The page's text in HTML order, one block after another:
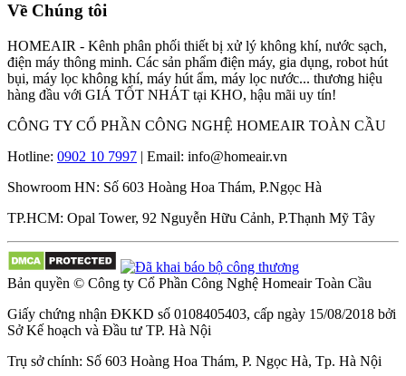
Về Chúng tôi
HOMEAIR - Kênh phân phối thiết bị xử lý không khí, nước sạch,
điện máy thông minh. Các sản phẩm điện máy, gia dụng, robot hút
bụi, máy lọc không khí, máy hút ẩm, máy lọc nước... thương hiệu
hàng đầu với GIÁ TỐT NHÁT tại KHO, hậu mãi uy tín!
CÔNG TY CỔ PHẦN CÔNG NGHỆ HOMEAIR TOÀN CẦU
Hotline: 0902 10 7997 | Email: info@homeair.vn
Showroom HN: Số 603 Hoàng Hoa Thám, P.Ngọc Hà
TP.HCM: Opal Tower, 92 Nguyễn Hữu Cảnh, P.Thạnh Mỹ Tây
Bản quyền © Công ty Cổ Phần Công Nghệ Homeair Toàn Cầu
Giấy chứng nhận ĐKKD số 0108405403, cấp ngày 15/08/2018 bởi
Sở Kế hoạch và Đầu tư TP. Hà Nội
Trụ sở chính: Số 603 Hoàng Hoa Thám, P. Ngọc Hà, Tp. Hà Nội